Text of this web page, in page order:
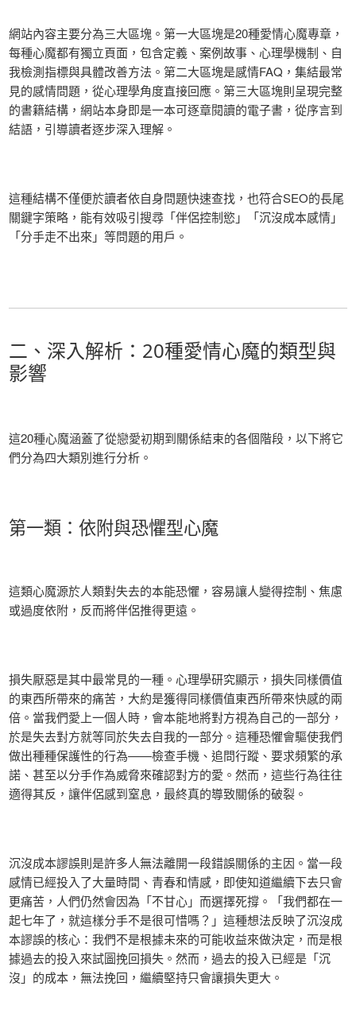
網站內容主要分為三大區塊。第一大區塊是20種愛情心魔專章，
每種心魔都有獨立頁面，包含定義、案例故事、心理學機制、自
我檢測指標與具體改善方法。第二大區塊是感情FAQ，集結最常
見的感情問題，從心理學角度直接回應。第三大區塊則呈現完整
的書籍結構，網站本身即是一本可逐章閱讀的電子書，從序言到
結語，引導讀者逐步深入理解。
這種結構不僅便於讀者依自身問題快速查找，也符合SEO的長尾
關鍵字策略，能有效吸引搜尋「伴侶控制慾」「沉沒成本感情」
「分手走不出來」等問題的用戶。
二、深入解析：20種愛情心魔的類型與
影響
這20種心魔涵蓋了從戀愛初期到關係結束的各個階段，以下將它
們分為四大類別進行分析。
第一類：依附與恐懼型心魔
這類心魔源於人類對失去的本能恐懼，容易讓人變得控制、焦慮
或過度依附，反而將伴侶推得更遠。
損失厭惡是其中最常見的一種。心理學研究顯示，損失同樣價值
的東西所帶來的痛苦，大約是獲得同樣價值東西所帶來快感的兩
倍。當我們愛上一個人時，會本能地將對方視為自己的一部分，
於是失去對方就等同於失去自我的一部分。這種恐懼會驅使我們
做出種種保護性的行為——檢查手機、追問行蹤、要求頻繁的承
諾、甚至以分手作為威脅來確認對方的愛。然而，這些行為往往
適得其反，讓伴侶感到窒息，最終真的導致關係的破裂。
沉沒成本謬誤則是許多人無法離開一段錯誤關係的主因。當一段
感情已經投入了大量時間、青春和情感，即使知道繼續下去只會
更痛苦，人們仍然會因為「不甘心」而選擇死撐。「我們都在一
起七年了，就這樣分手不是很可惜嗎？」這種想法反映了沉沒成
本謬誤的核心：我們不是根據未來的可能收益來做決定，而是根
據過去的投入來試圖挽回損失。然而，過去的投入已經是「沉
沒」的成本，無法挽回，繼續堅持只會讓損失更大。